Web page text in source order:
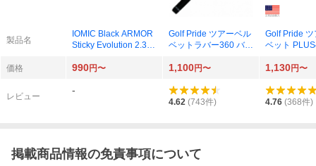
製品名
IOMIC Black ARMOR
Sticky Evolution 2.3 M
ブルー
Golf Pride ツアーベル
ベットラバー360 バッ
ク GTSS M60R
Golf Pride ツ
ベット
なし VT4S
価格 990円〜 1,100円〜 1,130円〜
レビュー
-
4.62 (743件) 4.76 (368件)
掲載商品情報の免責事項について